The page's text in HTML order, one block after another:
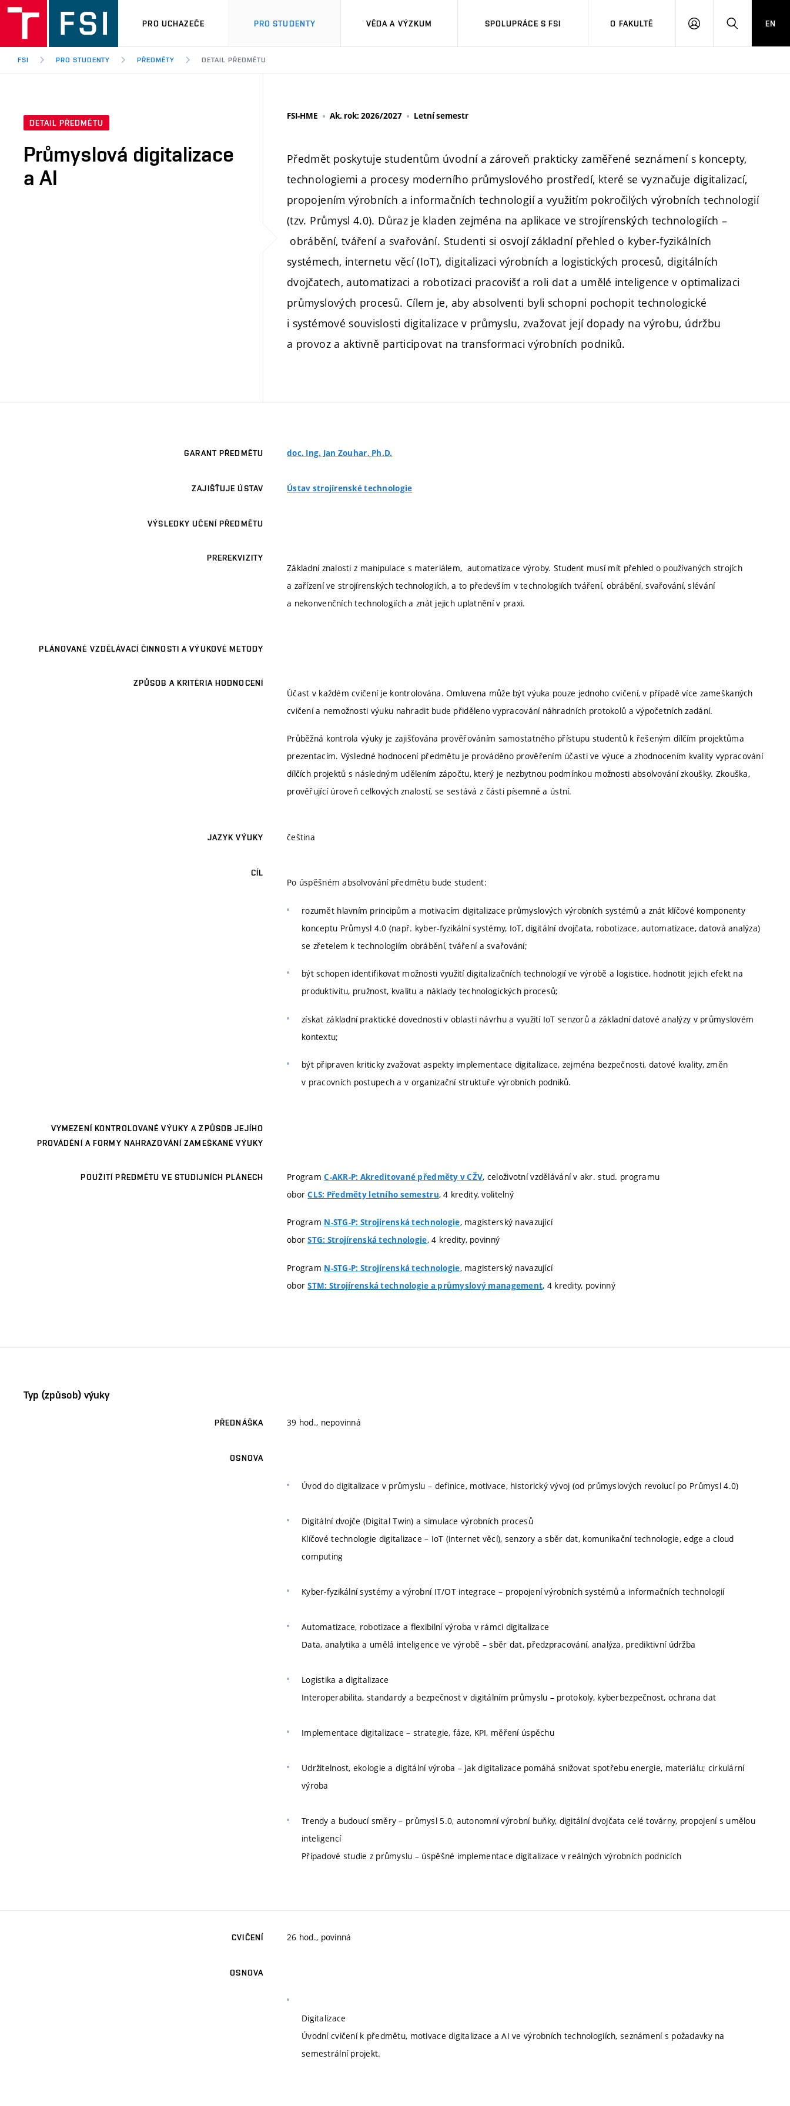
PRO UCHAZEČE PRO STUDENTY VĚDA A VÝZKUM SPOLUPRÁCE S FSI O FAKULTĚ
PŘIHLÁŠENÍHLEDAT
EN
FSI PRO STUDENTY PŘEDMĚTY DETAIL PŘEDMĚTU
DETAIL PŘEDMĚTU
Průmyslová digitalizace
a AI
FSI-HME Ak. rok: 2026/2027 Letní semestr
Předmět poskytuje studentům úvodní a zároveň prakticky zaměřené seznámení s koncepty,
technologiemi a procesy moderního průmyslového prostředí, které se vyznačuje digitalizací,
propojením výrobních a informačních technologií a využitím pokročilých výrobních technologií
(tzv. Průmysl 4.0). Důraz je kladen zejména na aplikace ve strojírenských technologiích –
obrábění, tváření a svařování. Studenti si osvojí základní přehled o kyber-fyzikálních
systémech, internetu věcí (IoT), digitalizaci výrobních a logistických procesů, digitálních
dvojčatech, automatizaci a robotizaci pracovišť a roli dat a umělé inteligence v optimalizaci
průmyslových procesů. Cílem je, aby absolventi byli schopni pochopit technologické
i systémové souvislosti digitalizace v průmyslu, zvažovat její dopady na výrobu, údržbu
a provoz a aktivně participovat na transformaci výrobních podniků.
GARANT PŘEDMĚTU doc. Ing. Jan Zouhar, Ph.D.
ZAJIŠŤUJE ÚSTAV Ústav strojírenské technologie
VÝSLEDKY UČENÍ PŘEDMĚTU
PREREKVIZITY
Základní znalosti z manipulace s materiálem, automatizace výroby. Student musí mít přehled o používaných strojích
a zařízení ve strojírenských technologiích, a to především v technologiích tváření, obrábění, svařování, slévání
a nekonvenčních technologiích a znát jejich uplatnění v praxi.
PLÁNOVANÉ VZDĚLÁVACÍ ČINNOSTI A VÝUKOVÉ METODY
ZPŮSOB A KRITÉRIA HODNOCENÍ
Účast v každém cvičení je kontrolována. Omluvena může být výuka pouze jednoho cvičení, v případě více zameškaných
cvičení a nemožnosti výuku nahradit bude přiděleno vypracování náhradních protokolů a výpočetních zadání.
Průběžná kontrola výuky je zajišťována prověřováním samostatného přístupu studentů k řešeným dílčím projektůma
prezentacím. Výsledné hodnocení předmětu je prováděno prověřením účasti ve výuce a zhodnocením kvality vypracování
dílčích projektů s následným udělením zápočtu, který je nezbytnou podmínkou možnosti absolvování zkoušky. Zkouška,
prověřující úroveň celkových znalostí, se sestává z části písemné a ústní.
JAZYK VÝUKY čeština
CÍL
Po úspěšném absolvování předmětu bude student:
rozumět hlavním principům a motivacím digitalizace průmyslových výrobních systémů a znát klíčové komponenty
konceptu Průmysl 4.0 (např. kyber-fyzikální systémy, IoT, digitální dvojčata, robotizace, automatizace, datová analýza)
se zřetelem k technologiím obrábění, tváření a svařování;
být schopen identifikovat možnosti využití digitalizačních technologií ve výrobě a logistice, hodnotit jejich efekt na
produktivitu, pružnost, kvalitu a náklady technologických procesů;
získat základní praktické dovednosti v oblasti návrhu a využití IoT senzorů a základní datové analýzy v průmyslovém
kontextu;
být připraven kriticky zvažovat aspekty implementace digitalizace, zejména bezpečnosti, datové kvality, změn
v pracovních postupech a v organizační struktuře výrobních podniků.
VYMEZENÍ KONTROLOVANÉ VÝUKY A ZPŮSOB JEJÍHO
PROVÁDĚNÍ A FORMY NAHRAZOVÁNÍ ZAMEŠKANÉ VÝUKY
POUŽITÍ PŘEDMĚTU VE STUDIJNÍCH PLÁNECH ProgramC-AKR-P: Akreditované předměty v CŽV, celoživotní vzdělávání v akr. stud. programu
oborCLS: Předměty letního semestru, 4 kredity, volitelný
Program N-STG-P: Strojírenská technologie, magisterský navazující
oborSTG: Strojírenská technologie, 4 kredity, povinný
Program N-STG-P: Strojírenská technologie, magisterský navazující
oborSTM: Strojírenská technologie a průmyslový management, 4 kredity, povinný
Typ (způsob) výuky
PŘEDNÁŠKA 39 hod., nepovinná
OSNOVA
Úvod do digitalizace v průmyslu – definice, motivace, historický vývoj (od průmyslových revolucí po Průmysl 4.0)
Digitální dvojče (Digital Twin) a simulace výrobních procesů
Klíčové technologie digitalizace – IoT (internet věcí), senzory a sběr dat, komunikační technologie, edge a cloud
computing
Kyber-fyzikální systémy a výrobní IT/OT integrace – propojení výrobních systémů a informačních technologií
Automatizace, robotizace a flexibilní výroba v rámci digitalizace
Data, analytika a umělá inteligence ve výrobě – sběr dat, předzpracování, analýza, prediktivní údržba
Logistika a digitalizace
Interoperabilita, standardy a bezpečnost v digitálním průmyslu – protokoly, kyberbezpečnost, ochrana dat
Implementace digitalizace – strategie, fáze, KPI, měření úspěchu
Udržitelnost, ekologie a digitální výroba – jak digitalizace pomáhá snižovat spotřebu energie, materiálu; cirkulární
výroba
Trendy a budoucí směry – průmysl 5.0, autonomní výrobní buňky, digitální dvojčata celé továrny, propojení s umělou
inteligencí
Případové studie z průmyslu – úspěšné implementace digitalizace v reálných výrobních podnicích
CVIČENÍ 26 hod., povinná
OSNOVA
Digitalizace
Úvodní cvičení k předmětu, motivace digitalizace a AI ve výrobních technologiích, seznámení s požadavky na
semestrální projekt.